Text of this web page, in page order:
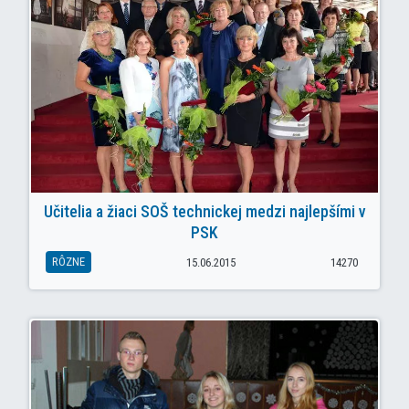
Učitelia a žiaci SOŠ technickej medzi najlepšími v
PSK
RÔZNE 15.06.2015 14270